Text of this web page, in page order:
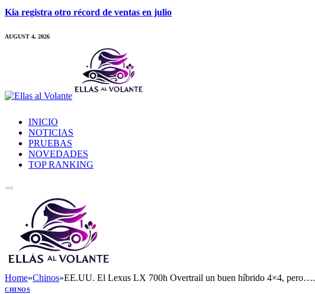
Kia registra otro récord de ventas en julio
AUGUST 4, 2026
INICIO
NOTICIAS
PRUEBAS
NOVEDADES
TOP RANKING
Home»Chinos»EE.UU. El Lexus LX 700h Overtrail un buen híbrido 4×4, pero….
CHINOS